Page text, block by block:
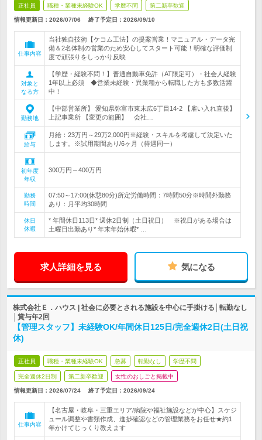
正社員 職種・業種未経験OK 学歴不問 第二新卒歓迎
情報更新日：2026/07/06 終了予定日： 2026/09/10
仕事内容
当社独自技術【ケコム工法】の提案営業！マニュアル・データ完
備＆2名体制の営業のため安心してスタート可能！明確な評価制
度で頑張りをしっかり反映
対象と
なる方
【学歴・経験不問！】普通自動車免許（AT限定可）・社会人経験
1年以上必須 ◆営業未経験・異業種から転職した方も多数活躍
中！
勤務地
【中部営業所】 愛知県弥富市東末広6丁目14-2 【雇い入れ直後】
上記事業所 【変更の範囲】 会社…
給与
月給：23万円～29万2,000円※経験・スキルを考慮して決定いた
します。※試用期間あり/6ヶ月（待遇同一）
初年度
年収
300万円～400万円
勤務
時間
07:50～17:00(休憩80分)所定労働時間：7時間50分※時間外勤務
あり：月平均30時間
休日
休暇
* 年間休日113日* 週休2日制（土日祝日） ※祝日がある場合は
土曜日出勤あり* 年末年始休暇* …
求人詳細を見る 気になる
株式会社Ｅ．ハウス | 社会に必要とされる施設を中心に手掛ける│転勤なし
│賞与年2回
【管理スタッフ】未経験OK/年間休日125日/完全週休2日(土日祝
休)
正社員 職種・業種未経験OK 急募 転勤なし 学歴不問
完全週休2日制 第二新卒歓迎 女性のおしごと掲載中
情報更新日：2026/07/24 終了予定日： 2026/09/24
仕事内容
【名古屋・岐阜・三重エリア/病院や福祉施設などが中心】スケジ
ュール調整や書類作成、進捗確認などの管理業務をお任せ★約1
年かけてじっくり教えます